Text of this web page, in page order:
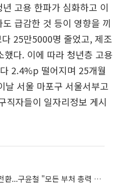
고용 한파가 심화하고 이
급감한 것 등이 영향을 끼
25만5000명 줄었고, 제조
다. 이에 따라 청년층 고용
2.4%p 떨어지며 25개월
날 서울 마포구 서울서부고
직자들이 일자리정보 게시
취업자 17개월 만에 감소 전환...구윤철 "모든 부처 총력 대응"